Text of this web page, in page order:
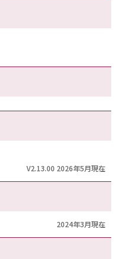
V2.13.00 2026年5月現在
2024年3月現在